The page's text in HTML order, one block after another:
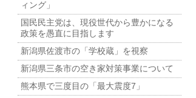
ィング」
国民民主党は、現役世代から豊かになる
政策を愚直に目指します
新潟県佐渡市の「学校蔵」を視察
新潟県三条市の空き家対策事業について
熊本県で三度目の「最大震度7」